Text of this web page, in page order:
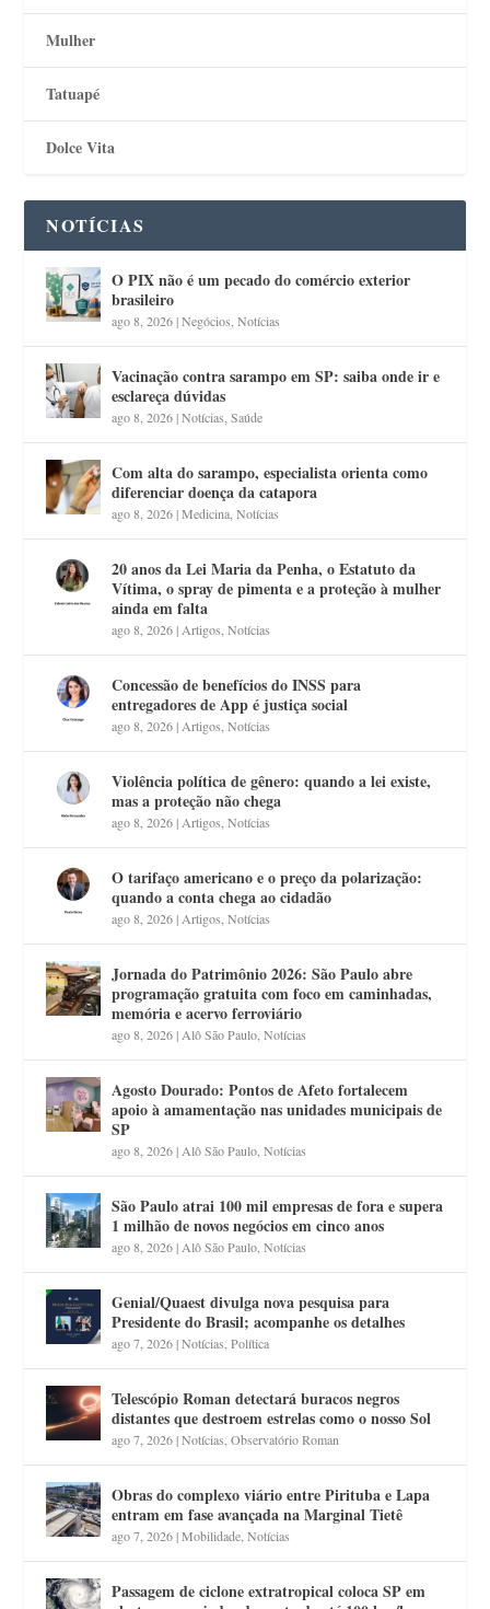
Mulher
Tatuapé
Dolce Vita
NOTÍCIAS
O PIX não é um pecado do comércio exterior
brasileiro
ago 8, 2026|Negócios,Notícias
Vacinação contra sarampo em SP: saiba onde ir e
esclareça dúvidas
ago 8, 2026|Notícias,Saúde
Com alta do sarampo, especialista orienta como
diferenciar doença da catapora
ago 8, 2026|Medicina,Notícias
20 anos da Lei Maria da Penha, o Estatuto da
Vítima, o spray de pimenta e a proteção à mulher
ainda em falta
ago 8, 2026|Artigos,Notícias
Concessão de benefícios do INSS para
entregadores de App é justiça social
ago 8, 2026|Artigos,Notícias
Violência política de gênero: quando a lei existe,
mas a proteção não chega
ago 8, 2026|Artigos,Notícias
O tarifaço americano e o preço da polarização:
quando a conta chega ao cidadão
ago 8, 2026|Artigos,Notícias
Jornada do Patrimônio 2026: São Paulo abre
programação gratuita com foco em caminhadas,
memória e acervo ferroviário
ago 8, 2026|Alô São Paulo,Notícias
Agosto Dourado: Pontos de Afeto fortalecem
apoio à amamentação nas unidades municipais de
SP
ago 8, 2026|Alô São Paulo,Notícias
São Paulo atrai 100 mil empresas de fora e supera
1 milhão de novos negócios em cinco anos
ago 8, 2026|Alô São Paulo,Notícias
Genial/Quaest divulga nova pesquisa para
Presidente do Brasil; acompanhe os detalhes
ago 7, 2026|Notícias,Política
Telescópio Roman detectará buracos negros
distantes que destroem estrelas como o nosso Sol
ago 7, 2026|Notícias,Observatório Roman
Obras do complexo viário entre Pirituba e Lapa
entram em fase avançada na Marginal Tietê
ago 7, 2026|Mobilidade,Notícias
Passagem de ciclone extratropical coloca SP em